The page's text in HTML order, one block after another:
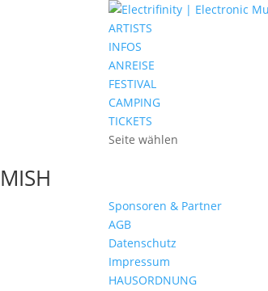
ARTISTS
INFOS
ANREISE
FESTIVAL
CAMPING
TICKETS
Seite wählen
MISH
Sponsoren & Partner
AGB
Datenschutz
Impressum
HAUSORDNUNG